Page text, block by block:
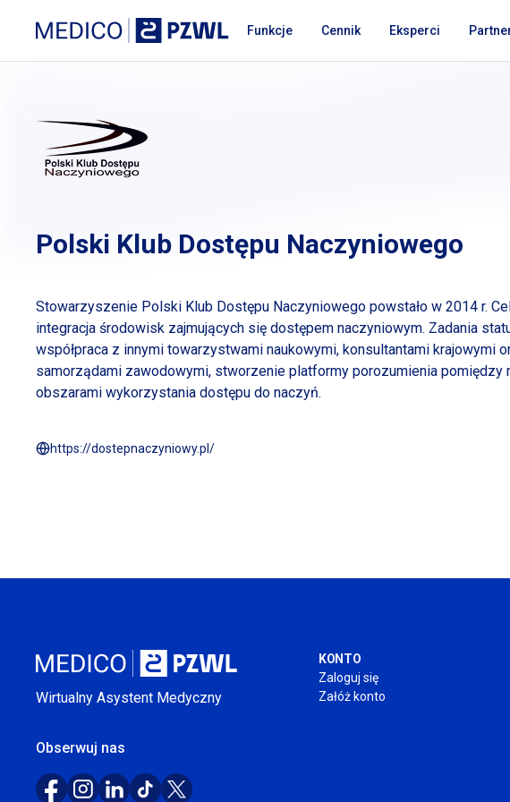
Medico PZWL Platforma MedycznaFunkcje Cennik Eksperci
Polski Klub Dostępu Naczyniowego
Stowarzyszenie Polski Klub Dostępu Naczyniowego powstało w 2014 r.
integracja środowisk zajmujących się dostępem naczyniowym. Zadania
współpraca z innymi towarzystwami naukowymi, konsultantami krajowymi
samorządami zawodowymi, stworzenie platformy porozumienia pomiędzy
obszarami wykorzystania dostępu do naczyń.
https://dostepnaczyniowy.pl/
Wirtualny Asystent Medyczny
Obserwuj nas
KONTO
Zaloguj się
Załóż konto